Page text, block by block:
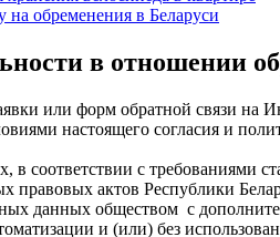
на обременения в Беларуси
в отношении
или форм обратной связи на
настоящего согласия и
соответствии с требованиями
актов Республики
данных обществом с
и (или) без